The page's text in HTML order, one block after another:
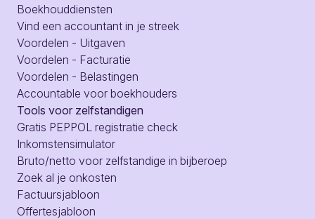
Boekhouddiensten
Vind een accountant in je streek
Voordelen - Uitgaven
Voordelen - Facturatie
Voordelen - Belastingen
Accountable voor boekhouders
Tools voor zelfstandigen
Gratis PEPPOL registratie check
Inkomstensimulator
Bruto/netto voor zelfstandige in bijberoep
Zoek al je onkosten
Factuursjabloon
Offertesjabloon